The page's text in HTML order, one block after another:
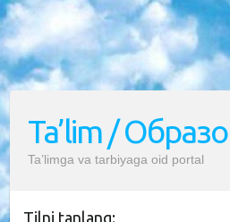
Ta’lim /
Ta’limga va tarbiyaga oid portal
Tilni tanlang: